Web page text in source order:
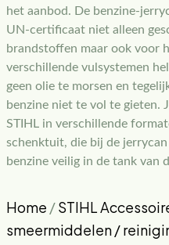
het aanbod. De benzine-
UN-certificaat niet alleen
brandstoffen maar ook voor
verschillende vulsystemen
geen olie te morsen en
benzine niet te vol te gieten.
STIHL in verschillende
schenktuit, die bij de
benzine veilig in de tank van
Home /STIHL
smeermiddelen /